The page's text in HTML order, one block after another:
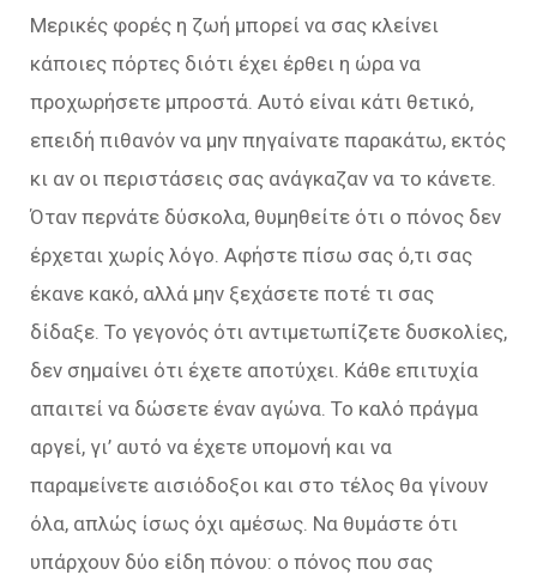
Μερικές φορές η ζωή μπορεί να σας κλείνει
κάποιες πόρτες διότι έχει έρθει η ώρα να
προχωρήσετε μπροστά. Αυτό είναι κάτι θετικό,
επειδή πιθανόν να μην πηγαίνατε παρακάτω, εκτός
κι αν οι περιστάσεις σας ανάγκαζαν να το κάνετε.
Όταν περνάτε δύσκολα, θυμηθείτε ότι ο πόνος δεν
έρχεται χωρίς λόγο. Αφήστε πίσω σας ό,τι σας
έκανε κακό, αλλά μην ξεχάσετε ποτέ τι σας
δίδαξε. Το γεγονός ότι αντιμετωπίζετε δυσκολίες,
δεν σημαίνει ότι έχετε αποτύχει. Κάθε επιτυχία
απαιτεί να δώσετε έναν αγώνα. Το καλό πράγμα
αργεί, γι’ αυτό να έχετε υπομονή και να
παραμείνετε αισιόδοξοι και στο τέλος θα γίνουν
όλα, απλώς ίσως όχι αμέσως. Να θυμάστε ότι
υπάρχουν δύο είδη πόνου: ο πόνος που σας